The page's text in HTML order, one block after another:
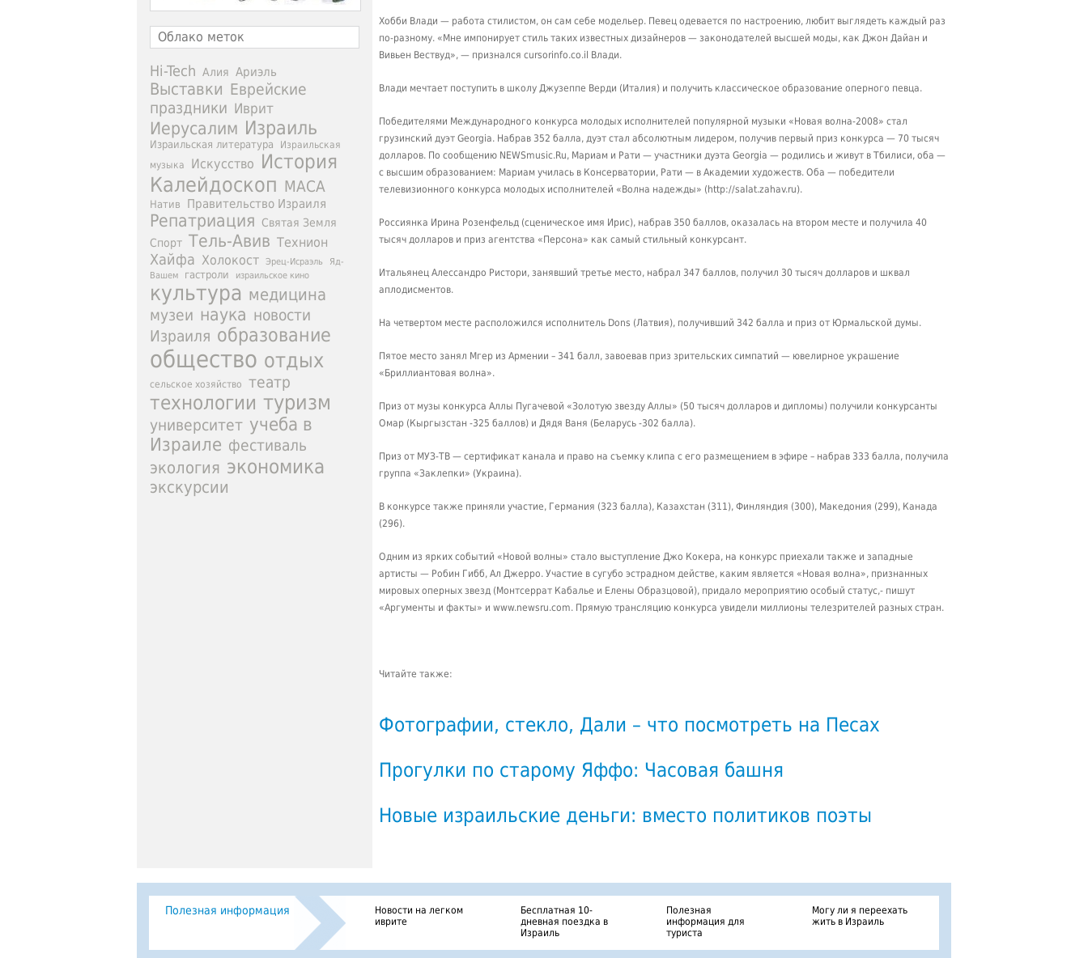
Хобби Влади — работа стилистом, он сам себе модельер. Певец одевается по настроению, любит выглядеть каждый раз
по-разному. «Мне импонирует стиль таких известных дизайнеров — законодателей высшей моды, как Джон Дайан и
Вивьен Вествуд», — признался cursorinfo.co.il Влади.
Влади мечтает поступить в школу Джузеппе Верди (Италия) и получить классическое образование оперного певца.
Победителями Международного конкурса молодых исполнителей популярной музыки «Новая волна-2008» стал
грузинский дуэт Georgia. Набрав 352 балла, дуэт стал абсолютным лидером, получив первый приз конкурса — 70 тысяч
долларов. По сообщению NEWSmusic.Ru, Мариам и Рати — участники дуэта Georgia — родились и живут в Тбилиси, оба —
с высшим образованием: Мариам училась в Консерватории, Рати — в Академии художеств. Оба — победители
телевизионного конкурса молодых исполнителей «Волна надежды» (http://salat.zahav.ru).
Россиянка Ирина Розенфельд (сценическое имя Ирис), набрав 350 баллов, оказалась на втором месте и получила 40
тысяч долларов и приз агентства «Персона» как самый стильный конкурсант.
Итальянец Алессандро Ристори, занявший третье место, набрал 347 баллов, получил 30 тысяч долларов и шквал
аплодисментов.
На четвертом месте расположился исполнитель Dons (Латвия), получивший 342 балла и приз от Юрмальской думы.
Пятое место занял Мгер из Армении – 341 балл, завоевав приз зрительских симпатий — ювелирное украшение
«Бриллиантовая волна».
Приз от музы конкурса Аллы Пугачевой «Золотую звезду Аллы» (50 тысяч долларов и дипломы) получили конкурсанты
Омар (Кыргызстан -325 баллов) и Дядя Ваня (Беларусь -302 балла).
Приз от МУЗ-ТВ — сертификат канала и право на съемку клипа с его размещением в эфире – набрав 333 балла, получила
группа «Заклепки» (Украина).
В конкурсе также приняли участие, Германия (323 балла), Казахстан (311), Финляндия (300), Македония (299), Канада
(296).
Одним из ярких событий «Новой волны» стало выступление Джо Кокера, на конкурс приехали также и западные
артисты — Робин Гибб, Ал Джерро. Участие в сугубо эстрадном действе, каким является «Новая волна», признанных
мировых оперных звезд (Монтсеррат Кабалье и Елены Образцовой), придало мероприятию особый статус,- пишут
«Аргументы и факты» и www.newsru.com. Прямую трансляцию конкурса увидели миллионы телезрителей разных стран.
Читайте также:
Фотографии, стекло, Дали – что посмотреть на Песах
Прогулки по старому Яффо: Часовая башня
Новые израильские деньги: вместо политиков поэты
Облако меток
Hi-Tech Алия Ариэль
Выставки Еврейские
праздники Иврит
Иерусалим Израиль
Израильская литература
Израильская
музыка
Искусство История
Калейдоскоп МАСА
Натив Правительство Израиля
Репатриация
Святая Земля
Спорт Тель-Авив Технион
Хайфа Холокост Эрец-Исраэль
Яд-
Вашем
гастроли израильское кино
культура медицина
музеи наука новости
Израиля образование
общество отдых
сельское хозяйство театр
технологии туризм
университет учеба в
Израиле фестиваль
экология экономика
экскурсии
Полезная информация
Новости на легком
иврите
Бесплатная 10-
дневная поездка в
Израиль
Полезная
информация для
туриста
Могу ли я переехать
жить в Израиль